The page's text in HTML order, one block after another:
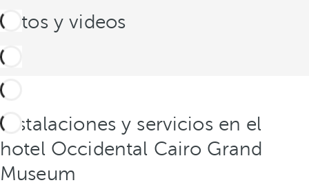
Fotos y videos
Instalaciones y servicios en el
hotel Occidental Cairo Grand
Museum